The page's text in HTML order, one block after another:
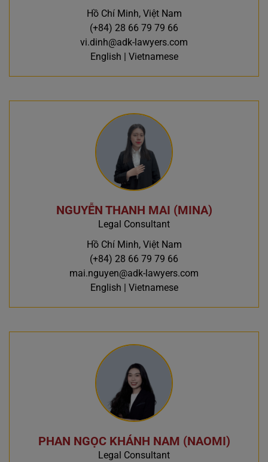
Hồ Chí Minh, Việt Nam
(+84) 28 66 79 79 66
vi.dinh@adk-lawyers.com
English | Vietnamese
NGUYỄN THANH MAI (MINA)
Legal Consultant
Hồ Chí Minh, Việt Nam
(+84) 28 66 79 79 66
mai.nguyen@adk-lawyers.com
English | Vietnamese
PHAN NGỌC KHÁNH NAM (NAOMI)
Legal Consultant